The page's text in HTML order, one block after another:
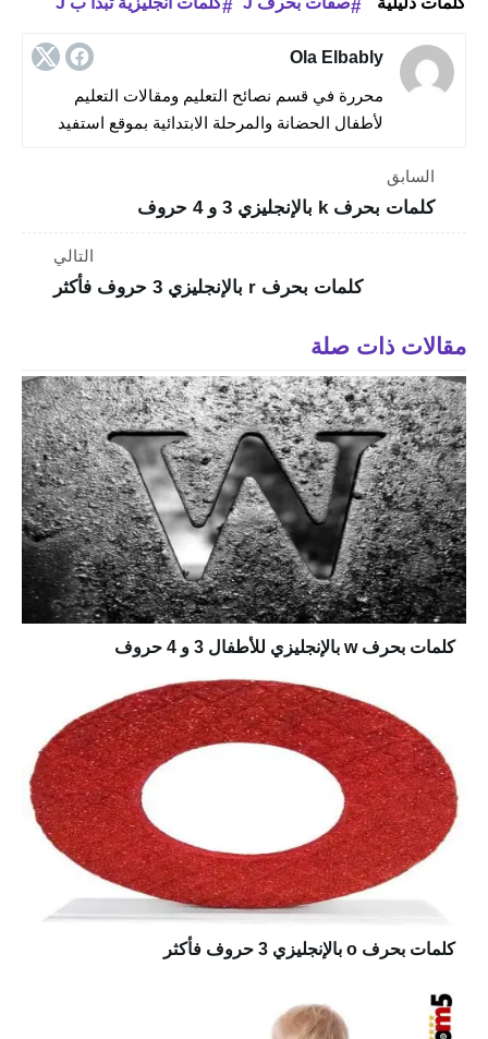
Ola Elbably
محررة في قسم نصائح التعليم ومقالات التعليم
لأطفال الحضانة والمرحلة الابتدائية بموقع استفيد
السابق
كلمات بحرف k بالإنجليزي 3 و 4 حروف
التالي
كلمات بحرف r بالإنجليزي 3 حروف فأكثر
مقالات ذات صلة
كلمات بحرف w بالإنجليزي للأطفال 3 و 4 حروف
كلمات بحرف o بالإنجليزي 3 حروف فأكثر